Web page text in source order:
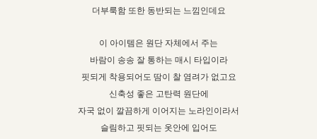
더부룩함 또한 동반되는 느낌인데요
이 아이템은 원단 자체에서 주는
바람이 송송 잘 통하는 매시 타입이라
핏되게 착용되어도 땀이 찰 염려가 없고요
신축성 좋은 고탄력 원단에
자국 없이 깔끔하게 이어지는 노라인이라서
슬림하고 핏되는 옷안에 입어도